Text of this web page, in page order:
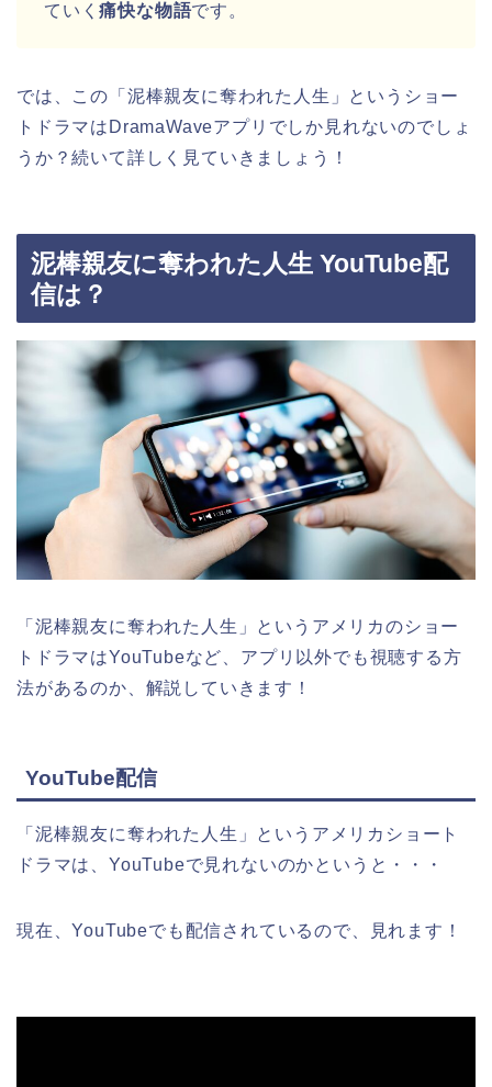
ていく痛快な物語です。
では、この「泥棒親友に奪われた人生」というショー
トドラマはDramaWaveアプリでしか見れないのでしょ
うか？続いて詳しく見ていきましょう！
泥棒親友に奪われた人生 YouTube配
信は？
「泥棒親友に奪われた人生」 というアメリカのショー
トドラマはYouTubeなど、アプリ以外でも視聴する方
法があるのか、解説していきます！
YouTube配信
「泥棒親友に奪われた人生」というアメリカショート
ドラマは、YouTubeで見れないのかというと・・・
現在、YouTubeでも配信されているので、見れます！